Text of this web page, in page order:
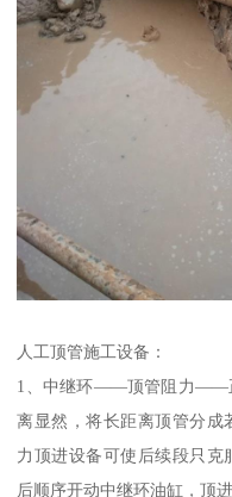
人工顶管施工设备：
1、中继环——顶管阻力——
离显然，将长距离顶管分成
力顶进设备可使后续段只克
后顺序开动中继环油缸，顶